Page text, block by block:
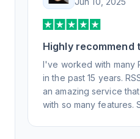
Highly recommend
/ widget generator
I've worked with many
in the past 15 years.
an amazing service
with so many features.